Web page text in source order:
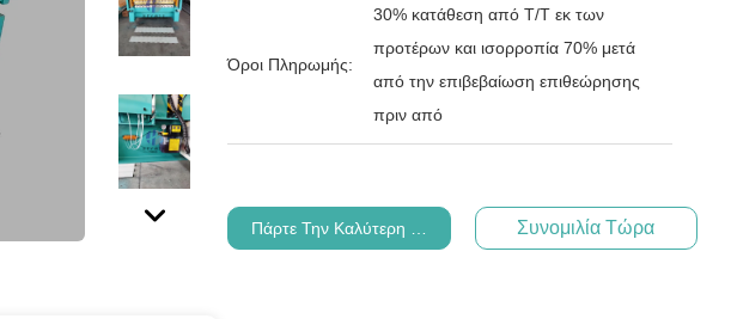
Όροι Πληρωμής:
30% κατάθεση από T/T εκ των
προτέρων και ισορροπία 70% μετά
από την επιβεβαίωση επιθεώρησης
πριν από
Πάρτε Την Καλύτερη Τιμή Συνομιλία Τώρα